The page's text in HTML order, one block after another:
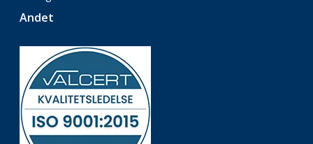
Andet